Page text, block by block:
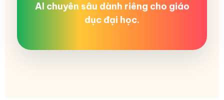
AI chuyên sâu dành riêng cho giáo
dục đại học.